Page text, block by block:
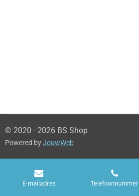
© 2020 - 2026 BS Shop
Powered byJouwWeb
E-mailadres Telefoonnummer